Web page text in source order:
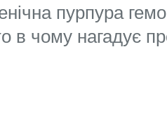
пурпура
в чому нагадує